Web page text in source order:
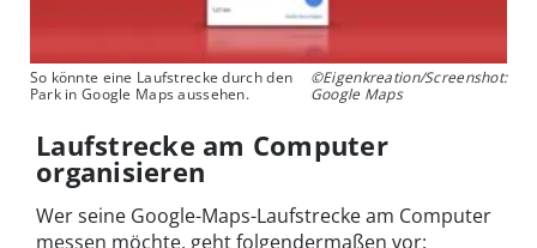
So könnte eine Laufstrecke durch den
Park in Google Maps aussehen.
©Eigenkreation/Screenshot:
Google Maps
Laufstrecke am Computer
organisieren
Wer seine Google-Maps-Laufstrecke am Computer
messen möchte, geht folgendermaßen vor: